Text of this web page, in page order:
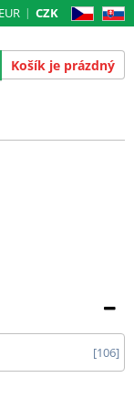
CZ SK
EUR CZK
Košík je prázdný
106